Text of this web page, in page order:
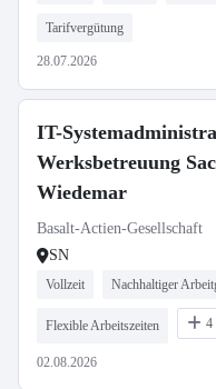
Tarifvergütung
28.07.2026
IT-
Werksbetreuung
Wiedemar
Basalt-Actien-Gesellschaft
SN
Vollzeit Nachhaltiger
Flexible Arbeitszeiten 4
02.08.2026